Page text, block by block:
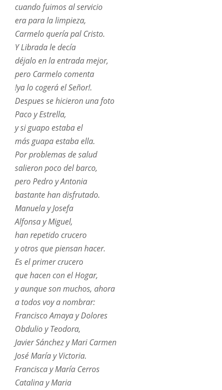
cuando fuimos al servicio
era para la limpieza,
Carmelo quería pal Cristo.
Y Librada le decía
déjalo en la entrada mejor,
pero Carmelo comenta
!ya lo cogerá el Señor!.
Despues se hicieron una foto
Paco y Estrella,
y si guapo estaba el
más guapa estaba ella.
Por problemas de salud
salieron poco del barco,
pero Pedro y Antonia
bastante han disfrutado.
Manuela y Josefa
Alfonsa y Miguel,
han repetido crucero
y otros que piensan hacer.
Es el primer crucero
que hacen con el Hogar,
y aunque son muchos, ahora
a todos voy a nombrar:
Francisco Amaya y Dolores
Obdulio y Teodora,
Javier Sánchez y Mari Carmen
José María y Victoria.
Francisca y María Cerros
Catalina y Maria